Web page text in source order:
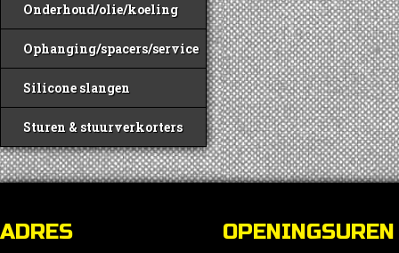
Onderhoud/olie/koeling
Ophanging/spacers/service
Silicone slangen
Sturen & stuurverkorters
ADRES OPENINGSUREN